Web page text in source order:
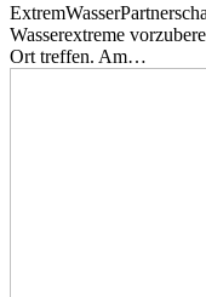
Wasserextreme
Ort treffen. Am…